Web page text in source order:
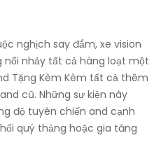
nghịch say đắm, xe vision
nhảy tất cả hàng loạt một
Tặng Kèm Kèm tất cả thêm
cũ. Những sự kiện này
độ tuyên chiến and cạnh
quý thảng hoặc gia tăng